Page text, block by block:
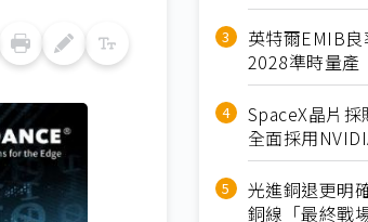
英特爾EMIB
2028準時量產
SpaceX晶片
全面採用
光進銅退更明
銅線「最終戰場